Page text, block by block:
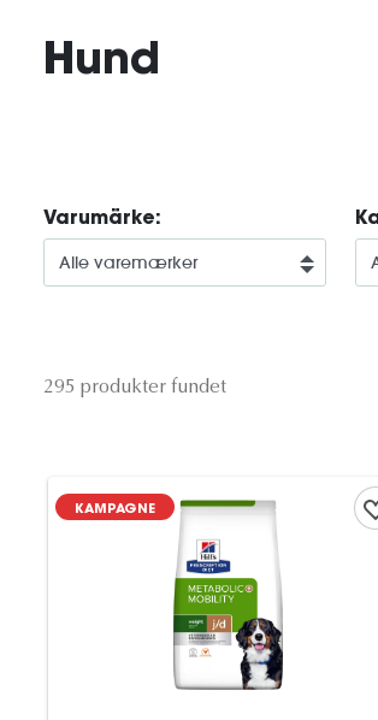
Hund
Varumärke:
295 produkter fundet
KAMPAGNE